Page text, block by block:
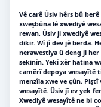
Vê carê Ûsiv hêrs bû
xweşbûna lê xwediyê
rewan, Ûsiv ji xwediyê
dikir. Wî jî dev jê berda.
nerawestiya û deng ji
sekinîn. Yekî xêr hatina
camêrî depoya wesayîtê
menzîla xwe ve çûn.
wesayîtê. Ûsiv jî ev yek
Xwediyê wesayîtê ne bi